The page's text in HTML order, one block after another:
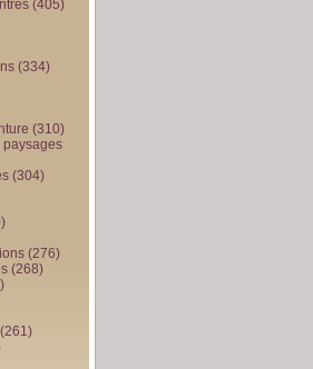
(405)
(334)
(310)
paysages
(304)
(276)
(268)
(261)